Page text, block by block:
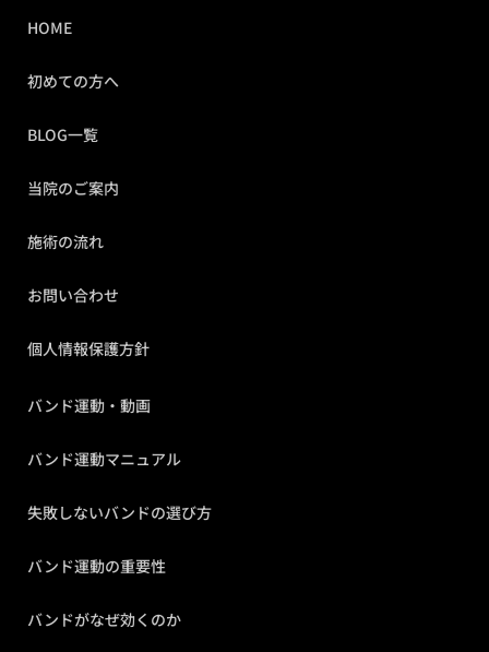
HOME
初めての方へ
BLOG一覧
当院のご案内
施術の流れ
お問い合わせ
個人情報保護方針
バンド運動・動画
バンド運動マニュアル
失敗しないバンドの選び方
バンド運動の重要性
バンドがなぜ効くのか